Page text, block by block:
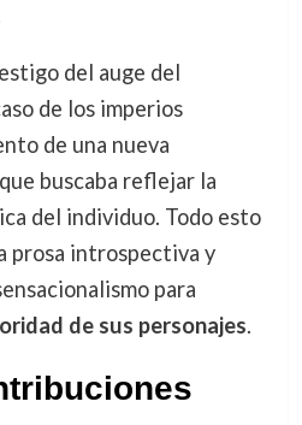
del auge del
de los imperios
de una nueva
buscaba reflejar la
del individuo. Todo esto
prosa introspectiva y
para
de sus personajes.